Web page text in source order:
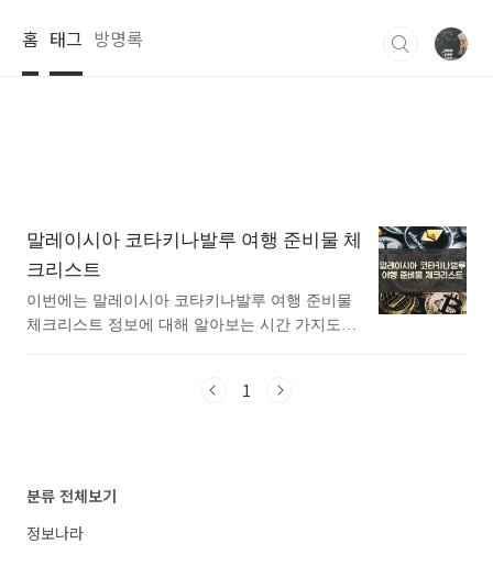
홈 태그 방명록
말레이시아 코타키나발루 여행 준비물 체
크리스트
이번에는 말레이시아 코타키나발루 여행 준비물
체크리스트 정보에 대해 알아보는 시간 가지도록
간입니다! 여행지에 도착해 놓고 온 짐이 그립지
코타키나발루 여행 준비물 체크리스트 정보가 궁
면 좋은 여행 준비물 여권: 구 여권이 있다면 같이
1
분류 전체보기
정보나라